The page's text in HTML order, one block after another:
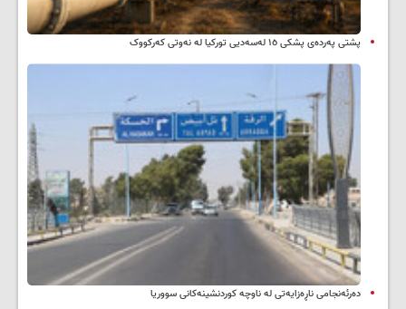
پشتی پەردەی پشکی ١٥ لەسەدیی تورکیا لە نەوتی کەرکووک
دەرئەنجامی ناڕەزایەتی لە ناوچە کوردنشینەکانی سووریا